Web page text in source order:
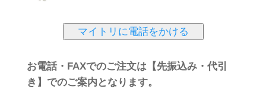
マイトリに電話をかける
お電話・FAXでのご注文は【先振込み・代引
き】でのご案内となります。